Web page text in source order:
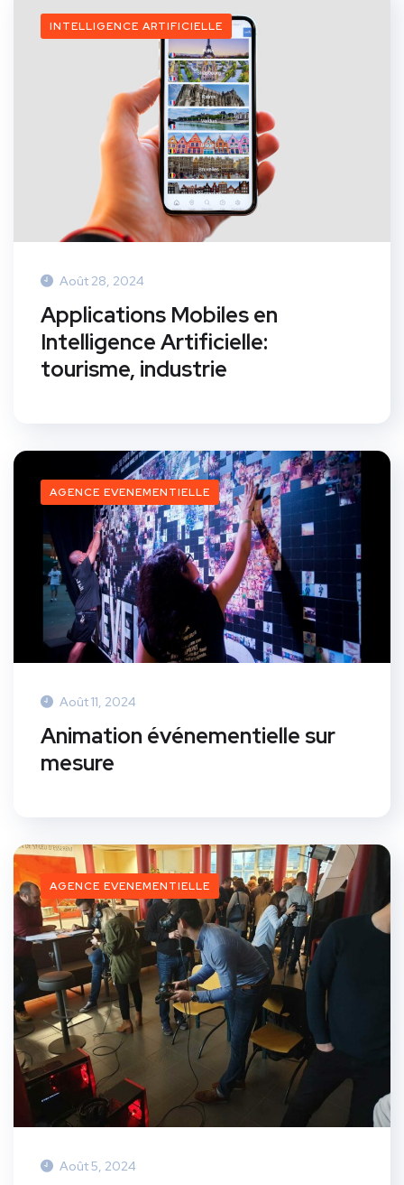
INTELLIGENCE ARTIFICIELLE
Août 28, 2024
Applications Mobiles en
Intelligence Artificielle:
tourisme, industrie
AGENCE EVENEMENTIELLE
Août 11, 2024
Animation événementielle sur
mesure
AGENCE EVENEMENTIELLE
Août 5, 2024